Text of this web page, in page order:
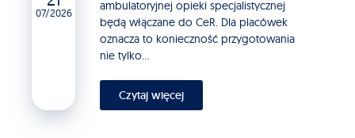
07/2026
ambulatoryjnej opieki specjalistycznej
będą włączane do CeR. Dla placówek
oznacza to konieczność przygotowania
nie tylko...
Czytaj więcej